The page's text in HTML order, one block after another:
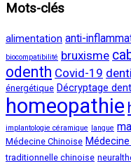
Mots-clés
alimentation anti-
biocompatibilité bruxisme
odenth Covid-19
énergétique Décryptage
homeopathie
implantologie céramique langue
Médecine Chinoise
traditionnelle chinoise